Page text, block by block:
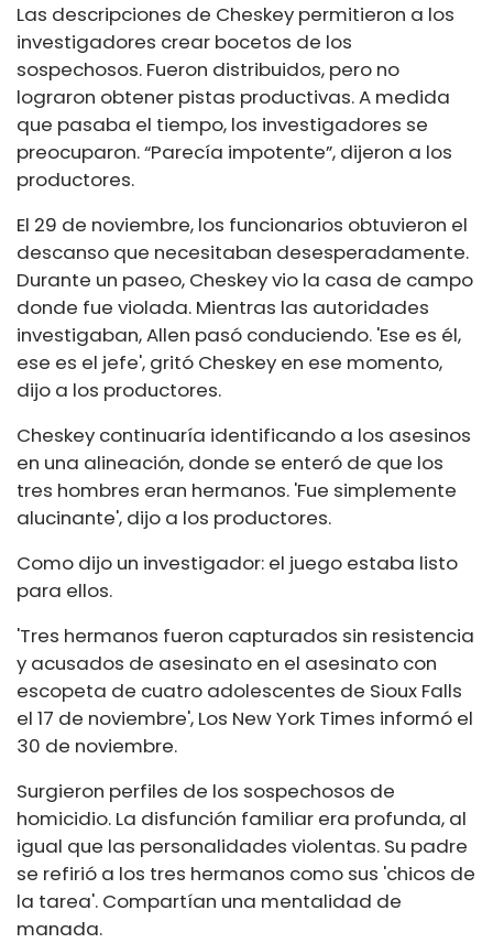
Las descripciones de Cheskey permitieron a los
investigadores crear bocetos de los
sospechosos. Fueron distribuidos, pero no
lograron obtener pistas productivas. A medida
que pasaba el tiempo, los investigadores se
preocuparon. “Parecía impotente”, dijeron a los
productores.
El 29 de noviembre, los funcionarios obtuvieron el
descanso que necesitaban desesperadamente.
Durante un paseo, Cheskey vio la casa de campo
donde fue violada. Mientras las autoridades
investigaban, Allen pasó conduciendo. 'Ese es él,
ese es el jefe', gritó Cheskey en ese momento,
dijo a los productores.
Cheskey continuaría identificando a los asesinos
en una alineación, donde se enteró de que los
tres hombres eran hermanos. 'Fue simplemente
alucinante', dijo a los productores.
Como dijo un investigador: el juego estaba listo
para ellos.
'Tres hermanos fueron capturados sin resistencia
y acusados ​​de asesinato en el asesinato con
escopeta de cuatro adolescentes de Sioux Falls
el 17 de noviembre', Los New York Times informó el
30 de noviembre.
Surgieron perfiles de los sospechosos de
homicidio. La disfunción familiar era profunda, al
igual que las personalidades violentas. Su padre
se refirió a los tres hermanos como sus 'chicos de
la tarea'. Compartían una mentalidad de
manada.